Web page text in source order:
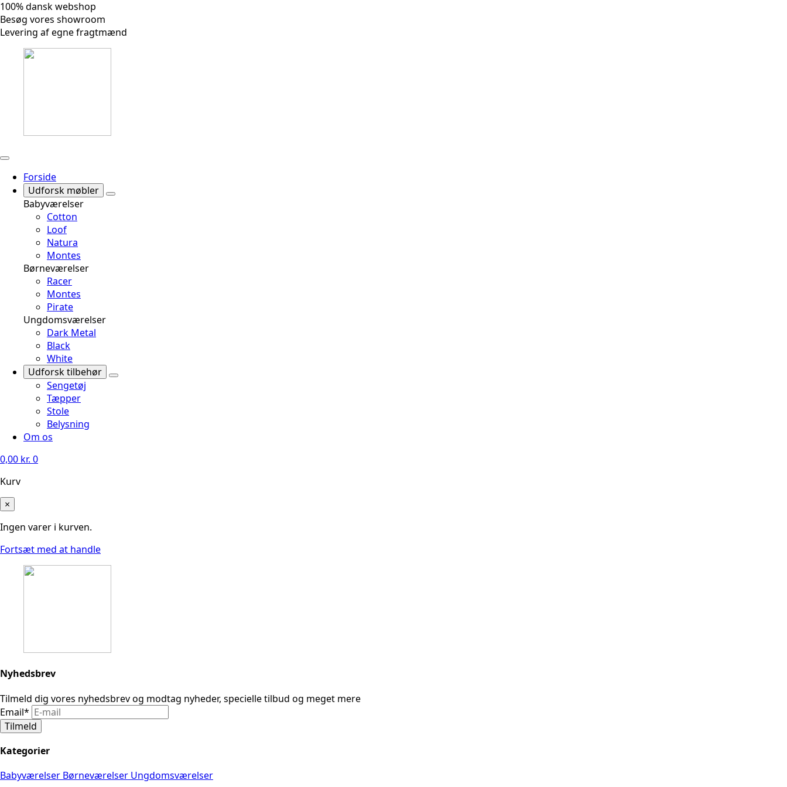
100% dansk webshop
Besøg vores showroom
Levering af egne fragtmænd
Forside
Udforsk møbler
Babyværelser
Cotton
Loof
Natura
Montes
Børneværelser
Racer
Montes
Pirate
Ungdomsværelser
Dark Metal
Black
White
Udforsk tilbehør
Sengetøj
Tæpper
Stole
Belysning
Om os
0,00 kr. 0
Kurv
×
Ingen varer i kurven.
Fortsæt med at handle
Nyhedsbrev
Tilmeld dig vores nyhedsbrev og modtag nyheder, specielle tilbud og meget mere
Email*
Tilmeld
Kategorier
Babyværelser Børneværelser Ungdomsværelser